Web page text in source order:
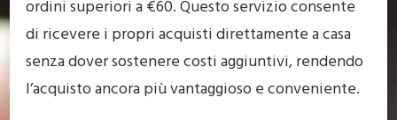
ordini superiori a €60. Questo servizio consente
di ricevere i propri acquisti direttamente a casa
senza dover sostenere costi aggiuntivi, rendendo
l’acquisto ancora più vantaggioso e conveniente.